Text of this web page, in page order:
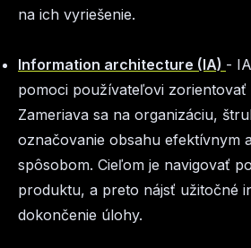
na ich vyriešenie.
Information architecture (IA) -
pomoci používateľovi
Zameriava sa na organizáciu,
označovanie obsahu efektívnym
spôsobom. Cieľom je navigovať
produktu, a preto nájsť užitočné
dokončenie úlohy.